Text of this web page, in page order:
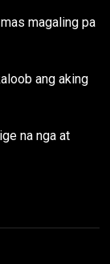
magaling pa
ang aking
na nga at